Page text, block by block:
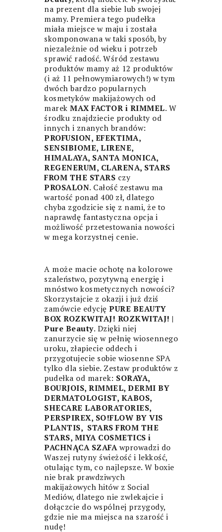
na prezent dla siebie lub swojej
mamy. Premiera tego pudełka
miała miejsce w maju i została
skomponowana w taki sposób, by
niezależnie od wieku i potrzeb
sprawić radość. Wśród zestawu
produktów mamy aż 12 produktów
(i aż 11 pełnowymiarowych!) w tym
dwóch bardzo popularnych
kosmetyków makijażowych od
marek MAX FACTOR i RIMMEL. W
środku znajdziecie produkty od
innych i znanych brandów:
PROFUSION, EFEKTIMA,
SENSIBIOME, LIRENE,
HIMALAYA, SANTA MONICA,
REGENERUM, CLARENA, STARS
FROM THE STARS czy
PROSALON. Całość zestawu ma
wartość ponad 400 zł, dlatego
chyba zgodzicie się z nami, że to
naprawdę fantastyczna opcja i
możliwość przetestowania nowości
w mega korzystnej cenie.
A może macie ochotę na kolorowe
szaleństwo, pozytywną energię i
mnóstwo kosmetycznych nowości?
Skorzystajcie z okazji i już dziś
zamówcie edycję PURE BEAUTY
BOX ROZKWITAJ! ROZKWITAJ! |
Pure Beauty. Dzięki niej
zanurzycie się w pełnię wiosennego
uroku, złapiecie oddech i
przygotujecie sobie wiosenne SPA
tylko dla siebie. Zestaw produktów z
pudełka od marek: SORAYA,
BOURJOIS, RIMMEL, DERMI BY
DERMATOLOGIST, KABOS,
SHECARE LABORATORIES,
PERSPIREX, SO!FLOW BY VIS
PLANTIS, STARS FROM THE
STARS, MIYA COSMETICS i
PACHNĄCA SZAFA wprowadzi do
Waszej rutyny świeżość i lekkość,
otulając tym, co najlepsze. W boxie
nie brak prawdziwych
makijażowych hitów z Social
Mediów, dlatego nie zwlekajcie i
dołączcie do wspólnej przygody,
gdzie nie ma miejsca na szarość i
nudę!